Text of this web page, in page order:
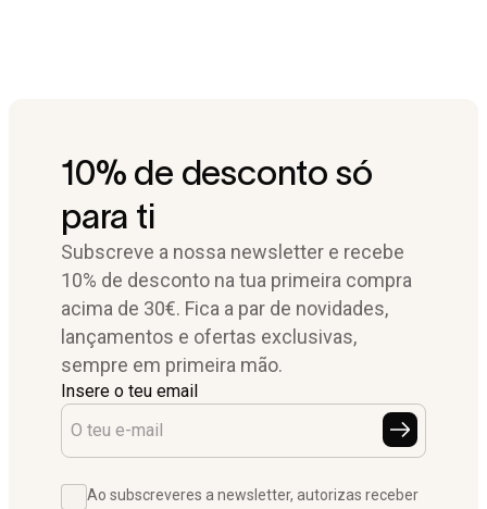
10% de desconto só
para ti
Subscreve a nossa newsletter e recebe
10% de desconto na tua primeira compra
acima de 30€. Fica a par de novidades,
lançamentos e ofertas exclusivas,
sempre em primeira mão.
Insere o teu email
Ao subscreveres a newsletter, autorizas receber